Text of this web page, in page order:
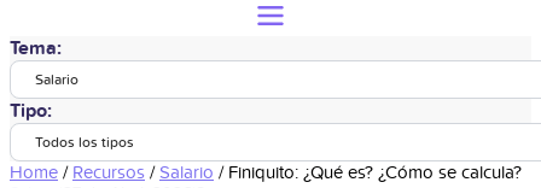
Tema:
Salario
Tipo:
Todos los tipos
Home / Recursos /Salario / Finiquito: ¿Qué es? ¿Cómo se calcula?